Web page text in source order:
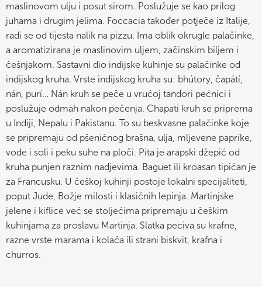
maslinovom ulju i posut sirom. Poslužuje se kao prilog
juhama i drugim jelima. Foccacia također potječe iz Italije,
radi se od tijesta nalik na pizzu. Ima oblik okrugle palačinke,
a aromatizirana je maslinovim uljem, začinskim biljem i
češnjakom. Sastavni dio indijske kuhinje su palačinke od
indijskog kruha. Vrste indijskog kruha su: bhútory, čapátí,
nán, purí… Nán kruh se peče u vrućoj tandori pećnici i
poslužuje odmah nakon pečenja. Chapati kruh se priprema
u Indiji, Nepalu i Pakistanu. To su beskvasne palačinke koje
se pripremaju od pšeničnog brašna, ulja, mljevene paprike,
vode i soli i peku suhe na ploči. Pita je arapski džepić od
kruha punjen raznim nadjevima. Baguet ili kroasan tipičan je
za Francusku. U češkoj kuhinji postoje lokalni specijaliteti,
poput Jude, Božje milosti i klasičnih lepinja. Martinjske
jelene i kiflice već se stoljećima pripremaju u češkim
kuhinjama za proslavu Martinja. Slatka peciva su krafne,
razne vrste marama i kolača ili strani biskvit, krafna i
churros.